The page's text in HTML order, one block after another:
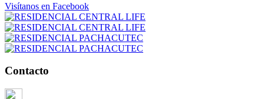
Visítanos en Facebook
Contacto